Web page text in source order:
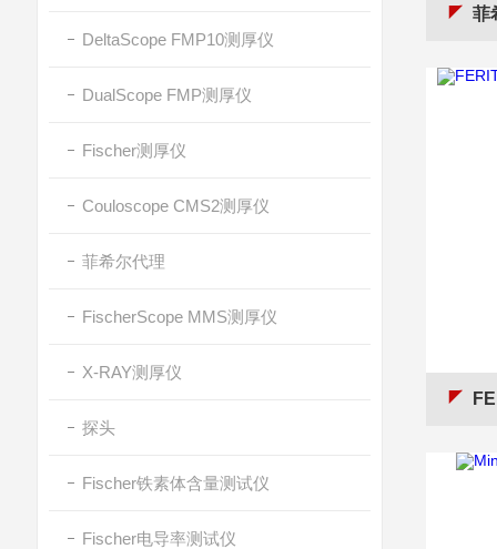
DeltaScope FMP10测厚仪
DualScope FMP测厚仪
Fischer测厚仪
Couloscope CMS2测厚仪
菲希尔代理
FischerScope MMS测厚仪
X-RAY测厚仪
探头
Fischer铁素体含量测试仪
Fischer电导率测试仪
菲